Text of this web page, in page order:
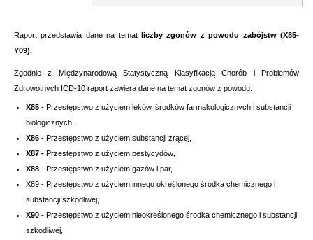
Raport przedstawia dane na temat liczby zgonów z powodu zabójstw (X85-
Y09).
Zgodnie z Międzynarodową Statystyczną Klasyfikacją Chorób i Problemów
Zdrowotnych ICD-10 raport zawiera dane na temat zgonów z powodu:
X85 - Przestępstwo z użyciem leków, środków farmakologicznych i substancji
biologicznych,
X86 - Przestępstwo z użyciem substancji żrącej,
X87 - Przestępstwo z użyciem pestycydów,
X88 - Przestępstwo z użyciem gazów i par,
X89 - Przestępstwo z użyciem innego określonego środka chemicznego i
substancji szkodliwej,
X90 - Przestępstwo z użyciem nieokreślonego środka chemicznego i substancji
szkodliwej,